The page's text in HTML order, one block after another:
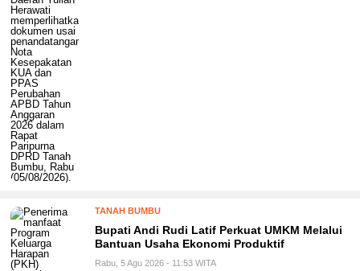
TANAH BUMBU
Bupati Andi Rudi Latif Perkuat UMKM Melalui
Bantuan Usaha Ekonomi Produktif
Rabu, 5 Agu 2026 - 11:53 WITA